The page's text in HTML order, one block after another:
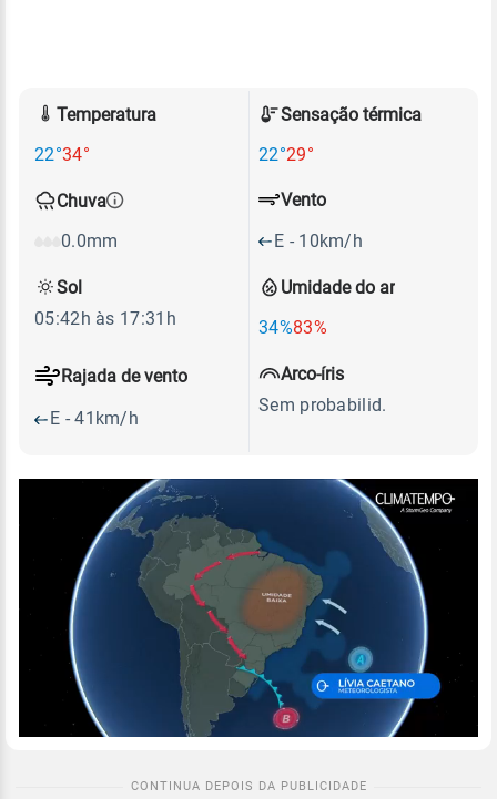
Temperatura
22°34°
Sensação térmica
22°29°
Chuva
0.0mm
Umidade do ar
34%83%
Vento
E - 10km/h
Rajada de vento
E - 41km/h
Sol
05:42h às 17:31h
Arco-íris
Sem probabilid.